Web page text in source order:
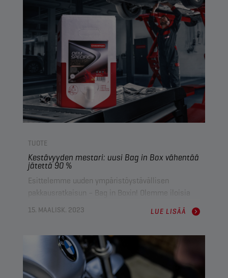
TUOTE
Kestävyyden mestari: uusi Bag in Box vähentää
jätettä 90 %
Esittelemme uuden ympäristöystävällisen
pakkausratkaisun – Bag in Boxin! Olemme iloisia
siitä, että olemme tuoneet markkinoille tämän
vaihtoehtoisen pakkausvaihtoehdon, joka asettaa
kestäville pakkauksillekin.
15. MAALISK. 2023 LUE LISÄÄ